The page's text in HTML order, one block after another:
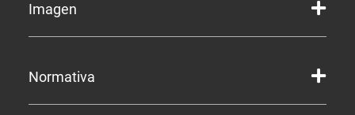
Imagen
Normativa